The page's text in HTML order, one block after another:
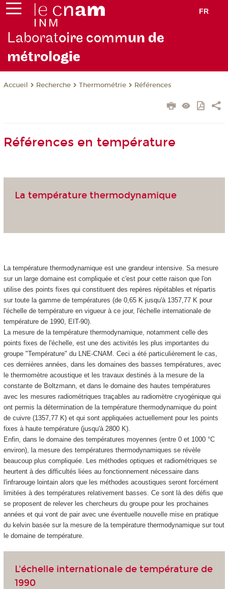
FR
Laboratoire commun de
métrologie
Accueil Recherche Thermométrie Références
Références en température
La température thermodynamique
La température thermodynamique est une grandeur intensive. Sa mesure
sur un large domaine est compliquée et c'est pour cette raison que l'on
utilise des points fixes qui constituent des repères répétables et répartis
sur toute la gamme de températures (de 0,65 K jusqu'à 1357,77 K pour
l'échelle de température en vigueur à ce jour, l'échelle internationale de
température de 1990, EIT-90).
La mesure de la température thermodynamique, notamment celle des
points fixes de l'échelle, est une des activités les plus importantes du
groupe "Température" du LNE-CNAM. Ceci a été particulièrement le cas,
ces dernières années, dans les domaines des basses températures, avec
le thermomètre acoustique et les travaux destinés à la mesure de la
constante de Boltzmann, et dans le domaine des hautes températures
avec les mesures radiométriques traçables au radiomètre cryogénique qui
ont permis la détermination de la température thermodynamique du point
de cuivre (1357,77 K) et qui sont appliquées actuellement pour les points
fixes à haute température (jusqu'à 2800 K).
Enfin, dans le domaine des températures moyennes (entre 0 et 1000 °C
environ), la mesure des températures thermodynamiques se révèle
beaucoup plus compliquée. Les méthodes optiques et radiométriques se
heurtent à des difficultés liées au fonctionnement nécessaire dans
l'infrarouge lointain alors que les méthodes acoustiques seront forcément
limitées à des températures relativement basses. Ce sont là des défis que
se proposent de relever les chercheurs du groupe pour les prochaines
années et qui vont de pair avec une éventuelle nouvelle mise en pratique
du kelvin basée sur la mesure de la température thermodynamique sur tout
le domaine de température.
L'échelle internationale de température de
1990